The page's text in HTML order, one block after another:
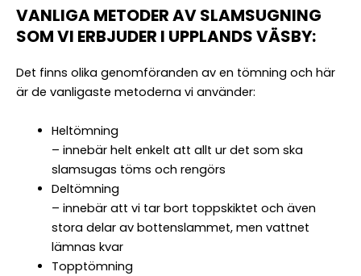
VANLIGA METODER AV SLAMSUGNING
SOM VI ERBJUDER I UPPLANDS VÄSBY:
Det finns olika genomföranden av en tömning och här
är de vanligaste metoderna vi använder:
Heltömning
– innebär helt enkelt att allt ur det som ska
slamsugas töms och rengörs
Deltömning
– innebär att vi tar bort toppskiktet och även
stora delar av bottenslammet, men vattnet
lämnas kvar
Topptömning